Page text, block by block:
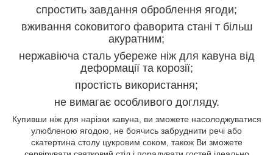
спростить завдання оброблення ягоди;
вживання соковитого фаворита стані т більш
акуратним;
нержавіюча сталь убереже ніж для кавуна від
деформації та корозії;
простість використання;
не вимагає особливого догляду.
Купивши ніж для нарізки кавуна, ви зможете насолоджуватися
улюбленою ягодою, не боячись забруднити речі або
скатертина столу цукровим соком, також Ви зможете